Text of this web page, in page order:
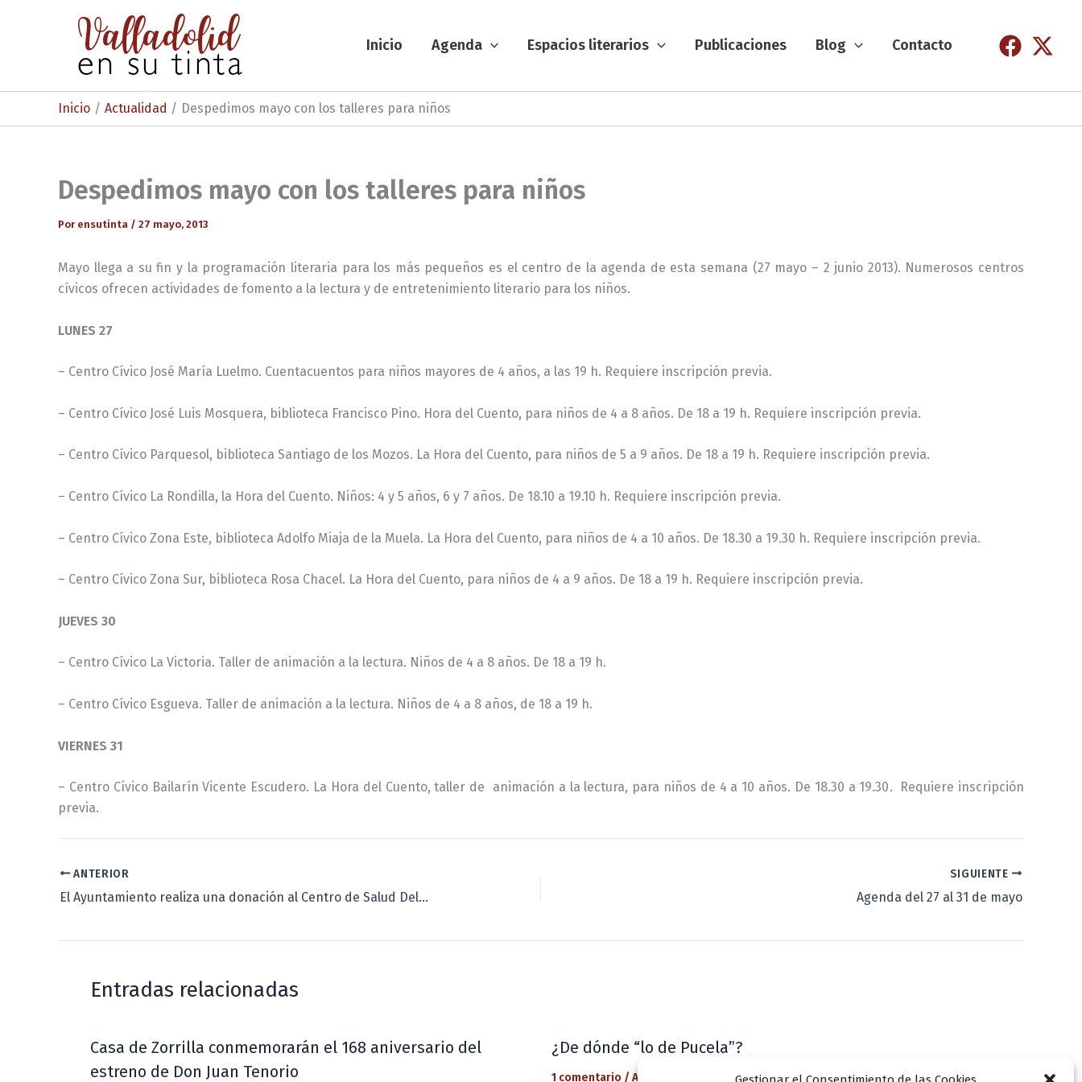
Inicio Agenda Espacios literarios Publicaciones Blog Contacto
Inicio Actualidad Despedimos mayo con los talleres para niños
Despedimos mayo con los talleres para niños
Por ensutinta / 27 mayo, 2013
Mayo llega a su fin y la programación literaria para los más pequeños es el centro de la agenda de esta semana (27 mayo – 2 junio 2013). Numerosos centros
cívicos ofrecen actividades de fomento a la lectura y de entretenimiento literario para los niños.
LUNES 27
– Centro Cívico José María Luelmo. Cuentacuentos para niños mayores de 4 años, a las 19 h. Requiere inscripción previa.
– Centro Cívico José Luis Mosquera, biblioteca Francisco Pino. Hora del Cuento, para niños de 4 a 8 años. De 18 a 19 h. Requiere inscripción previa.
– Centro Cívico Parquesol, biblioteca Santiago de los Mozos. La Hora del Cuento, para niños de 5 a 9 años. De 18 a 19 h. Requiere inscripción previa.
– Centro Cívico La Rondilla, la Hora del Cuento. Niños: 4 y 5 años, 6 y 7 años. De 18.10 a 19.10 h. Requiere inscripción previa.
– Centro Cívico Zona Este, biblioteca Adolfo Miaja de la Muela. La Hora del Cuento, para niños de 4 a 10 años. De 18.30 a 19.30 h. Requiere inscripción previa.
– Centro Cívico Zona Sur, biblioteca Rosa Chacel. La Hora del Cuento, para niños de 4 a 9 años. De 18 a 19 h. Requiere inscripción previa.
JUEVES 30
– Centro Cívico La Victoria. Taller de animación a la lectura. Niños de 4 a 8 años. De 18 a 19 h.
– Centro Cívico Esgueva. Taller de animación a la lectura. Niños de 4 a 8 años, de 18 a 19 h.
VIERNES 31
– Centro Cívico Bailarín Vicente Escudero. La Hora del Cuento, taller de animación a la lectura, para niños de 4 a 10 años. De 18.30 a 19.30. Requiere inscripción
previa.
ANTERIOR
El Ayuntamiento realiza una donación al Centro de Salud Delicias
SIGUIENTE
Agenda del 27 al 31 de mayo
Entradas relacionadas
Casa de Zorrilla conmemorarán el 168 aniversario del
estreno de Don Juan Tenorio
¿De dónde “lo de Pucela”?
1 comentario / Actualidad VLLensutinta